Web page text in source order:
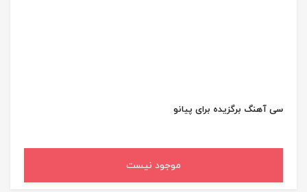
سی آهنگ برگزیده برای پیانو
موجود نیست